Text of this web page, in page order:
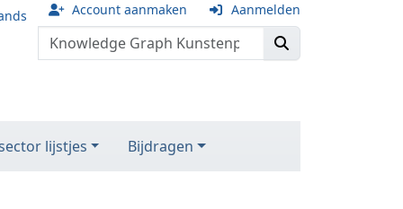
Account aanmaken Aanmelden
lijstjes Bijdragen